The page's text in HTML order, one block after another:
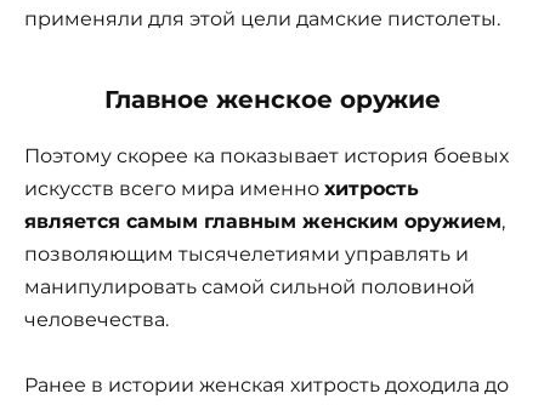
применяли для этой цели дамские пистолеты.
Главное женское оружие
Поэтому скорее ка показывает история боевых
искусств всего мира именно хитрость
является самым главным женским оружием,
позволяющим тысячелетиями управлять и
манипулировать самой сильной половиной
человечества.
Ранее в истории женская хитрость доходила до